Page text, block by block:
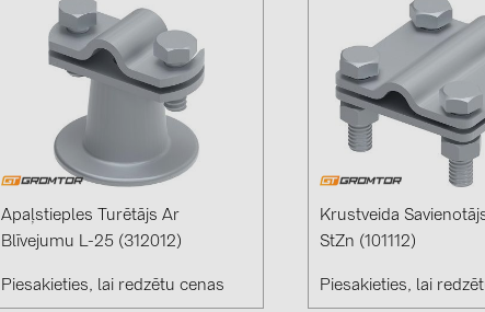
Trina Solar (6)
Victron Energy B.V. (2)
WHES (5)
Apaļstieples Turētājs Ar
Blīvejumu L-25 (312012)
Piesakieties, lai redzētu cenas
Krustveida
StZn (101112)
Piesakieties, lai